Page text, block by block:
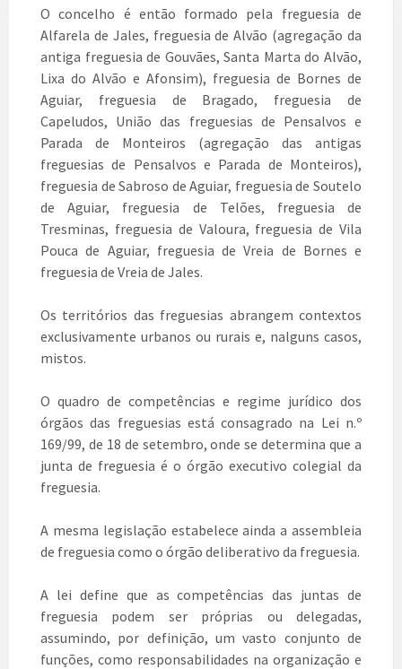
O concelho é então formado pela freguesia de
Alfarela de Jales, freguesia de Alvão (agregação da
antiga freguesia de Gouvães, Santa Marta do Alvão,
Lixa do Alvão e Afonsim), freguesia de Bornes de
Aguiar, freguesia de Bragado, freguesia de
Capeludos, União das freguesias de Pensalvos e
Parada de Monteiros (agregação das antigas
freguesias de Pensalvos e Parada de Monteiros),
freguesia de Sabroso de Aguiar, freguesia de Soutelo
de Aguiar, freguesia de Telões, freguesia de
Tresminas, freguesia de Valoura, freguesia de Vila
Pouca de Aguiar, freguesia de Vreia de Bornes e
freguesia de Vreia de Jales.
Os territórios das freguesias abrangem contextos
exclusivamente urbanos ou rurais e, nalguns casos,
mistos.
O quadro de competências e regime jurídico dos
órgãos das freguesias está consagrado na Lei n.º
169/99, de 18 de setembro, onde se determina que a
junta de freguesia é o órgão executivo colegial da
freguesia.
A mesma legislação estabelece ainda a assembleia
de freguesia como o órgão deliberativo da freguesia.
A lei define que as competências das juntas de
freguesia podem ser próprias ou delegadas,
assumindo, por definição, um vasto conjunto de
funções, como responsabilidades na organização e